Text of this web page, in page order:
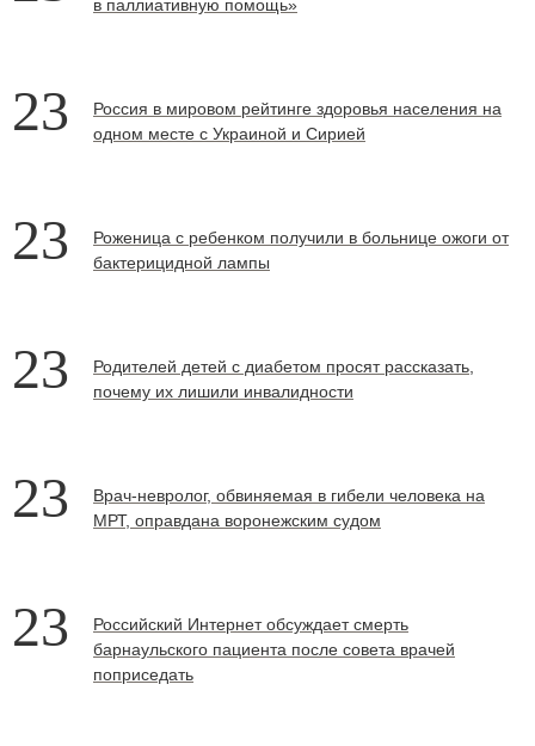
в паллиативную помощь»
23
Россия в мировом рейтинге здоровья населения на
одном месте с Украиной и Сирией
23
Роженица с ребенком получили в больнице ожоги от
бактерицидной лампы
23
Родителей детей с диабетом просят рассказать,
почему их лишили инвалидности
23
Врач-невролог, обвиняемая в гибели человека на
МРТ, оправдана воронежским судом
23
Российский Интернет обсуждает смерть
барнаульского пациента после совета врачей
поприседать